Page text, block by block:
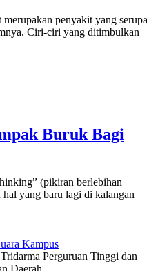
penyakit yang serupa
Ciri-ciri yang ditimbulkan
Buruk Bagi
(pikiran berlebihan
yang baru lagi di kalangan
Perguruan Tinggi dan
Daerah